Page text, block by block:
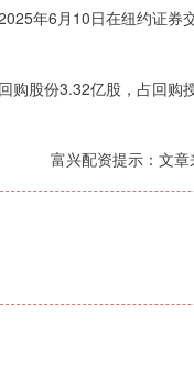
年6月10日在纽约证券
股份3.32亿股，占回购
富兴配资提示：文章